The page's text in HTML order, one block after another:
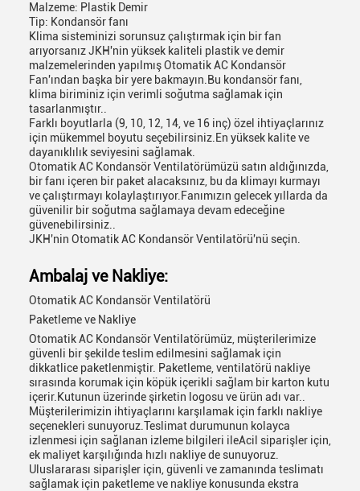
Malzeme: Plastik Demir
Tip: Kondansör fanı
Klima sisteminizi sorunsuz çalıştırmak için bir fan
arıyorsanız JKH'nin yüksek kaliteli plastik ve demir
malzemelerinden yapılmış Otomatik AC Kondansör
Fan'ından başka bir yere bakmayın.Bu kondansör fanı,
klima biriminiz için verimli soğutma sağlamak için
tasarlanmıştır..
Farklı boyutlarla (9, 10, 12, 14, ve 16 inç) özel ihtiyaçlarınız
için mükemmel boyutu seçebilirsiniz.En yüksek kalite ve
dayanıklılık seviyesini sağlamak.
Otomatik AC Kondansör Ventilatörümüzü satın aldığınızda,
bir fanı içeren bir paket alacaksınız, bu da klimayı kurmayı
ve çalıştırmayı kolaylaştırıyor.Fanımızın gelecek yıllarda da
güvenilir bir soğutma sağlamaya devam edeceğine
güvenebilirsiniz..
JKH'nin Otomatik AC Kondansör Ventilatörü'nü seçin.
Ambalaj ve Nakliye:
Otomatik AC Kondansör Ventilatörü
Paketleme ve Nakliye
Otomatik AC Kondansör Ventilatörümüz, müşterilerimize
güvenli bir şekilde teslim edilmesini sağlamak için
dikkatlice paketlenmiştir. Paketleme, ventilatörü nakliye
sırasında korumak için köpük içerikli sağlam bir karton kutu
içerir.Kutunun üzerinde şirketin logosu ve ürün adı var..
Müşterilerimizin ihtiyaçlarını karşılamak için farklı nakliye
seçenekleri sunuyoruz.Teslimat durumunun kolayca
izlenmesi için sağlanan izleme bilgileri ileAcil siparişler için,
ek maliyet karşılığında hızlı nakliye de sunuyoruz.
Uluslararası siparişler için, güvenli ve zamanında teslimatı
sağlamak için paketleme ve nakliye konusunda ekstra